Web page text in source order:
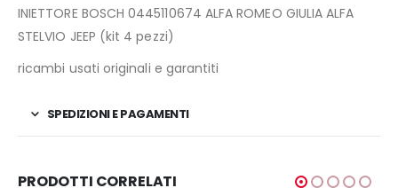
INIETTORE BOSCH 0445110674 ALFA ROMEO GIULIA ALFA
STELVIO JEEP (kit 4 pezzi)
ricambi usati originali e garantiti
SPEDIZIONI E PAGAMENTI
PRODOTTI CORRELATI